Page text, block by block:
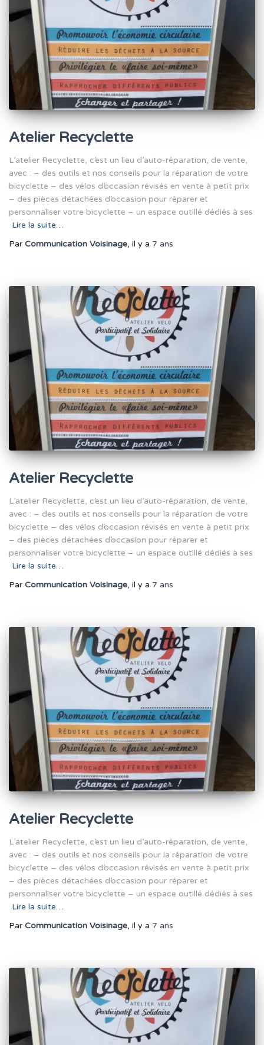
Atelier Recyclette
L’atelier Recyclette, c’est un lieu d’auto-réparation, de vente,
avec : – des outils et nos conseils pour la réparation de votre
bicyclette – des vélos d’occasion révisés en vente à petit prix
– des pièces détachées d’occasion pour réparer et
personnaliser votre bicyclette – un espace outillé dédiés à ses
Lire la suite…
Par Communication Voisinage, il y a 7 ans
Atelier Recyclette
L’atelier Recyclette, c’est un lieu d’auto-réparation, de vente,
avec : – des outils et nos conseils pour la réparation de votre
bicyclette – des vélos d’occasion révisés en vente à petit prix
– des pièces détachées d’occasion pour réparer et
personnaliser votre bicyclette – un espace outillé dédiés à ses
Lire la suite…
Par Communication Voisinage, il y a 7 ans
Atelier Recyclette
L’atelier Recyclette, c’est un lieu d’auto-réparation, de vente,
avec : – des outils et nos conseils pour la réparation de votre
bicyclette – des vélos d’occasion révisés en vente à petit prix
– des pièces détachées d’occasion pour réparer et
personnaliser votre bicyclette – un espace outillé dédiés à ses
Lire la suite…
Par Communication Voisinage, il y a 7 ans